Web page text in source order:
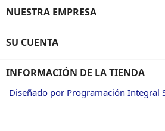
NUESTRA EMPRESA
SU CUENTA
INFORMACIÓN DE LA TIENDA
Diseñado por Programación Integral